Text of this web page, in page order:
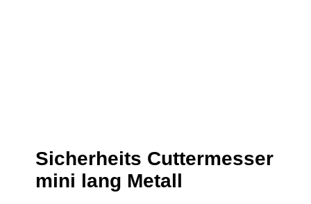
Sicherheits Cuttermesser
mini lang Metall